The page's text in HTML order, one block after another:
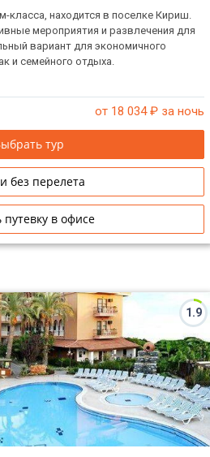
класса, находится в поселке Кириш.
мероприятия и развлечения для
вариант для экономичного
и семейного отдыха.
от 18 034₽ за ночь
тур
без перелета
путевку в офисе
1.9